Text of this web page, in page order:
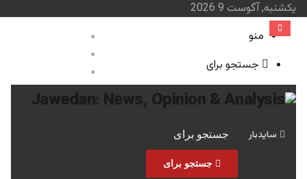
یکشنبه, آگوست 9 2026
منو
جستجو برای
صفحه نخست
سایدبار
جستجو برای